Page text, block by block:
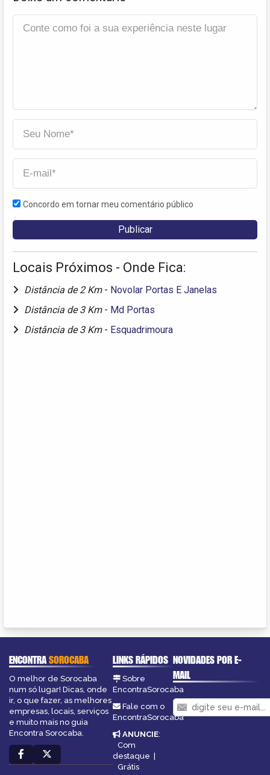
Concordo em tornar meu comentário público
Locais Próximos - Onde Fica:
Distância de 2 Km - Novolar Portas E Janelas
Distância de 3 Km - Md Portas
Distância de 3 Km - Esquadrimoura
ENCONTRASOROCABA
O melhor de Sorocaba
num só lugar! Dicas, onde
ir, o que fazer, as melhores
empresas, locais, serviços
e muito mais no guia
Encontra Sorocaba.
LINKS RÁPIDOS
Sobre
EncontraSorocaba
Fale com o
EncontraSorocaba
ANUNCIE:
Com
destaque |
Grátis
NOVIDADES POR E-
MAIL